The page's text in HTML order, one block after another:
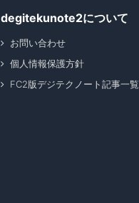
degitekunote2について
お問い合わせ
個人情報保護方針
FC2版デジテクノート記事一覧